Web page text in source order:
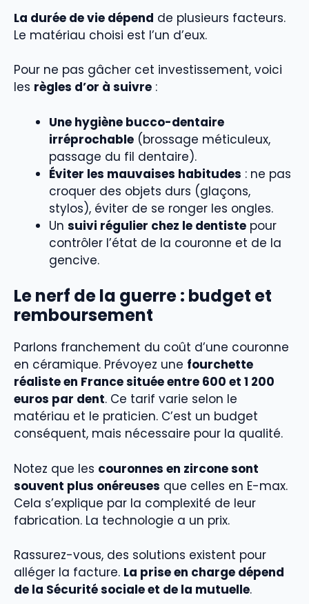
La durée de vie dépend de plusieurs facteurs.
Le matériau choisi est l’un d’eux.
Pour ne pas gâcher cet investissement, voici
les règles d’or à suivre :
Une hygiène bucco-dentaire
irréprochable (brossage méticuleux,
passage du fil dentaire).
Éviter les mauvaises habitudes : ne pas
croquer des objets durs (glaçons,
stylos), éviter de se ronger les ongles.
Un suivi régulier chez le dentiste pour
contrôler l’état de la couronne et de la
gencive.
Le nerf de la guerre : budget et
remboursement
Parlons franchement du coût d’une couronne
en céramique. Prévoyez une fourchette
réaliste en France située entre 600 et 1 200
euros par dent. Ce tarif varie selon le
matériau et le praticien. C’est un budget
conséquent, mais nécessaire pour la qualité.
Notez que les couronnes en zircone sont
souvent plus onéreuses que celles en E-max.
Cela s’explique par la complexité de leur
fabrication. La technologie a un prix.
Rassurez-vous, des solutions existent pour
alléger la facture. La prise en charge dépend
de la Sécurité sociale et de la mutuelle.